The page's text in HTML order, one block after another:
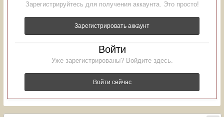
Зарегистрируйтесь для получения аккаунта. Это просто!
Зарегистрировать аккаунт
Войти
Уже зарегистрированы? Войдите здесь.
Войти сейчас